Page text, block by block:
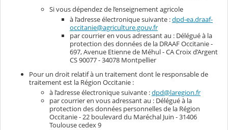
Si vous dépendez de l’enseignement agricole
à l’adresse électronique suivante :dpd-ea.draaf-
occitanie@agriculture.gouv.fr
par courrier en vous adressant au : Délégué à la
protection des données de la DRAAF Occitanie -
697, Avenue Etienne de Méhul - CA Croix d’Argent
CS 90077 - 34078 Montpellier
Pour un droit relatif à un traitement dont le responsable de
traitement est la Région Occitanie :
à l’adresse électronique suivante :dpd@laregion.fr
par courrier en vous adressant au : Délégué à la
protection des données personnelles de la Région
Occitanie - 22 boulevard du Maréchal Juin - 31406
Toulouse cedex 9